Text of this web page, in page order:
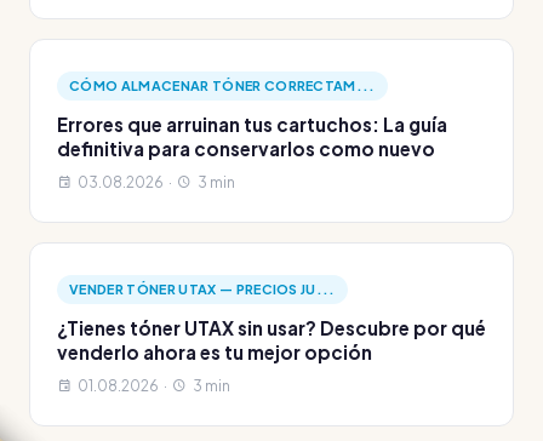
CÓMO ALMACENAR TÓNER CORRECTAM...
Errores que arruinan tus cartuchos: La guía
definitiva para conservarlos como nuevo
03.08.2026 · 3 min
VENDER TÓNER UTAX — PRECIOS JU...
¿Tienes tóner UTAX sin usar? Descubre por qué
venderlo ahora es tu mejor opción
01.08.2026 · 3 min